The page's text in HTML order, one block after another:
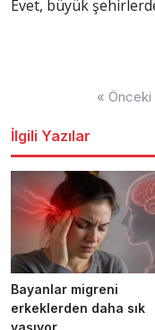
Evet, büyük
« Önceki
İlgili Yazılar
Bayanlar migreni
erkeklerden daha sık
yaşıyor